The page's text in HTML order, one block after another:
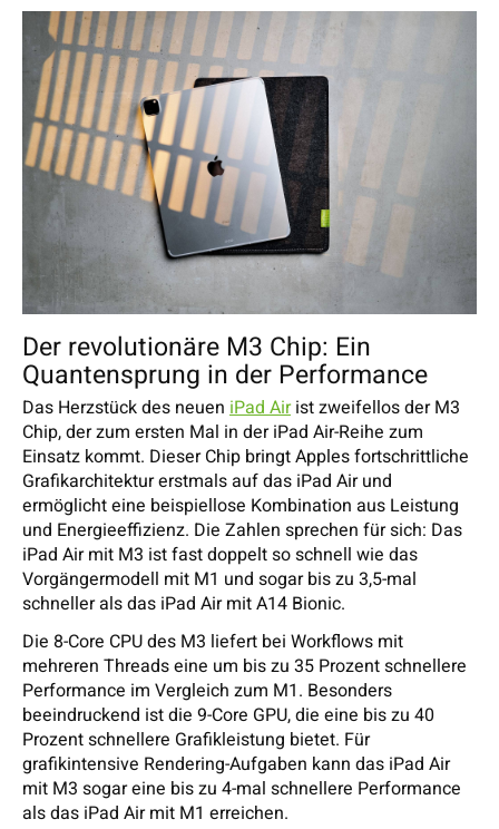
Der revolutionäre M3 Chip: Ein
Quantensprung in der Performance
Das Herzstück des neuen iPad Airist zweifellos der M3
Chip, der zum ersten Mal in der iPad Air-Reihe zum
Einsatz kommt. Dieser Chip bringt Apples fortschrittliche
Grafikarchitektur erstmals auf das iPad Air und
ermöglicht eine beispiellose Kombination aus Leistung
und Energieeffizienz. Die Zahlen sprechen für sich: Das
iPad Air mit M3 ist fast doppelt so schnell wie das
Vorgängermodell mit M1 und sogar bis zu 3,5-mal
schneller als das iPad Air mit A14 Bionic.
Die 8-Core CPU des M3 liefert bei Workflows mit
mehreren Threads eine um bis zu 35 Prozent schnellere
Performance im Vergleich zum M1. Besonders
beeindruckend ist die 9-Core GPU, die eine bis zu 40
Prozent schnellere Grafikleistung bietet. Für
grafikintensive Rendering-Aufgaben kann das iPad Air
mit M3 sogar eine bis zu 4-mal schnellere Performance
als das iPad Air mit M1 erreichen.